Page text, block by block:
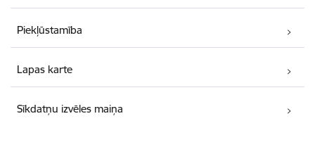
Piekļūstamība
Lapas karte
Sīkdatņu izvēles maiņa